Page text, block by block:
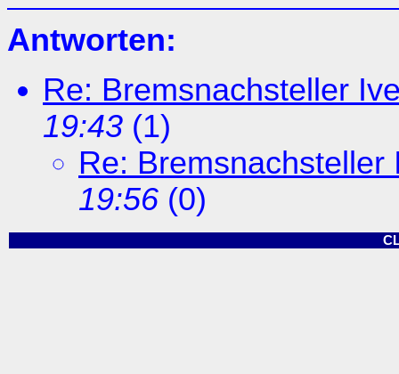
Antworten:
Re: Bremsnachsteller
19:43 (1)
Re: Bremsnachsteller
19:56 (0)